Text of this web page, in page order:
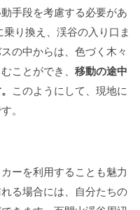
手段を考慮する必要があ
り換え、渓谷の入り口ま
の中からは、色づく木々
ことができ、 移動の途中
このようにして、現地に
。
ーを利用することも魅力
る場合には、自分たちの